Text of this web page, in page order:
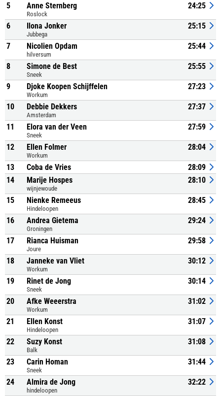
5 Anne Sternberg
Roslock
24:25
6 Ilona Jonker
Jubbega
25:15
7 Nicolien Opdam
hilversum
25:44
8 Simone de Best
Sneek
25:55
9 Djoke Koopen Schijffelen
Workum
27:23
10 Debbie Dekkers
Amsterdam
27:37
11 Elora van der Veen
Sneek
27:59
12 Ellen Folmer
Workum
28:04
13 Coba de Vries
28:09
14
Marije Hospes
wijnjewoude
28:10
15 Nienke Remeeus
Hindeloopen
28:45
16 Andrea Gietema
Groningen
29:24
17 Rianca Huisman
Joure
29:58
18 Janneke van Vliet
Workum
30:12
19 Rinet de Jong
Sneek
30:14
20 Afke Weeerstra
Workum
31:02
21 Ellen Konst
Hindeloopen
31:07
22 Suzy Konst
Balk
31:08
23 Carin Homan
Sneek
31:44
24 Almira de Jong
hindeloopen
32:22